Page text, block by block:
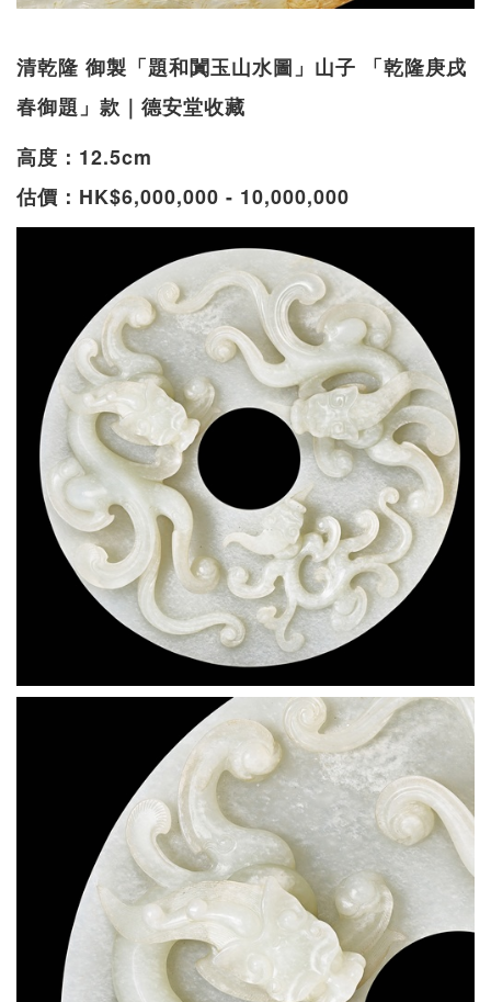
清乾隆 御製「題和闐玉山水圖」山子 「乾隆庚戌
春御題」款｜德安堂收藏
高度：12.5cm
估價：HK$6,000,000 - 10,000,000